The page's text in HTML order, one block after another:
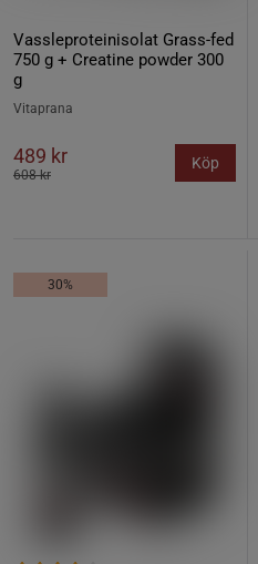
Vassleproteinisolat Grass-fed
750 g + Creatine powder 300
g
Vitaprana
489 kr
608 kr
Köp
30%